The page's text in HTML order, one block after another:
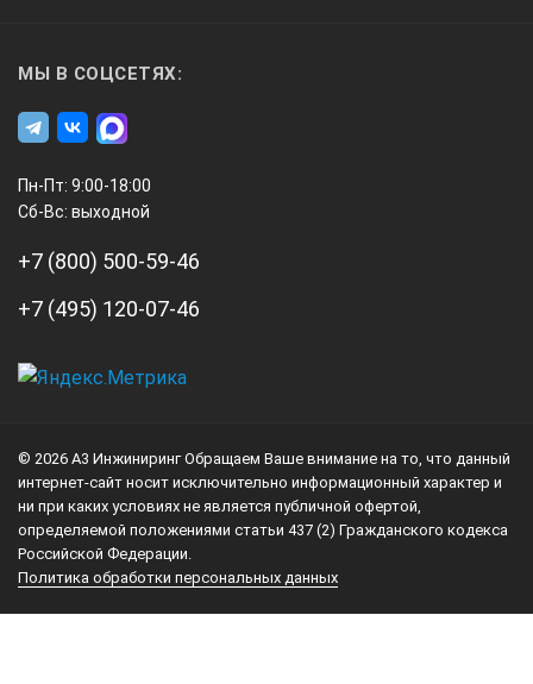
МЫ В СОЦСЕТЯХ:
Пн-Пт: 9:00-18:00
Сб-Вс: выходной
+7 (800) 500-59-46
+7 (495) 120-07-46
Нагорный
проезд
д.7
стр.
117105
© 2026 А3 Инжиниринг Обращаем Ваше внимание на то, что данный
интернет-сайт носит исключительно информационный характер и
ни при каких условиях не является публичной офертой,
определяемой положениями статьи 437 (2) Гражданского кодекса
Российской Федерации.
Политика обработки персональных данных